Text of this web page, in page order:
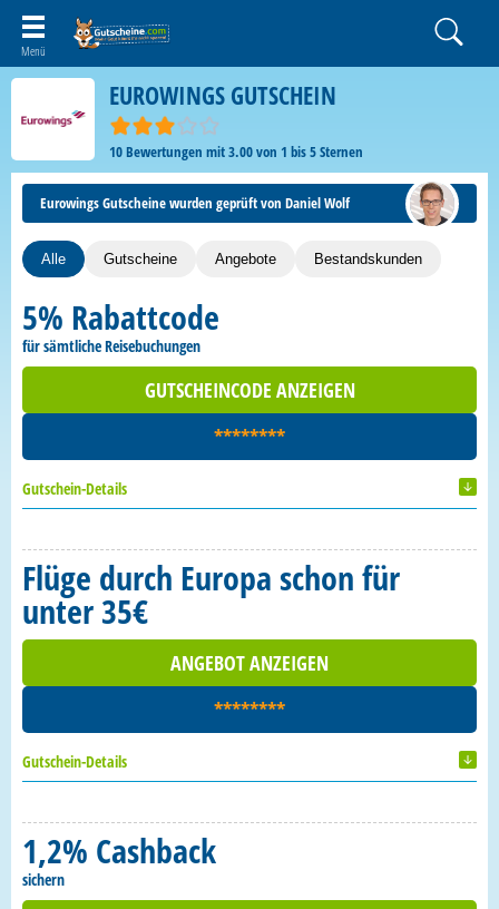
EUROWINGS GUTSCHEIN
10Bewertungen mit3.00von 1 bis5Sternen
Eurowings Gutscheine wurden geprüft von Daniel Wolf
Alle Gutscheine Angebote Bestandskunden
5% Rabattcode
für sämtliche Reisebuchungen
GUTSCHEINCODE ANZEIGEN
********
Gutschein-Details
Flüge durch Europa schon für
unter 35€
ANGEBOT ANZEIGEN
********
Gutschein-Details
1,2% Cashback
sichern